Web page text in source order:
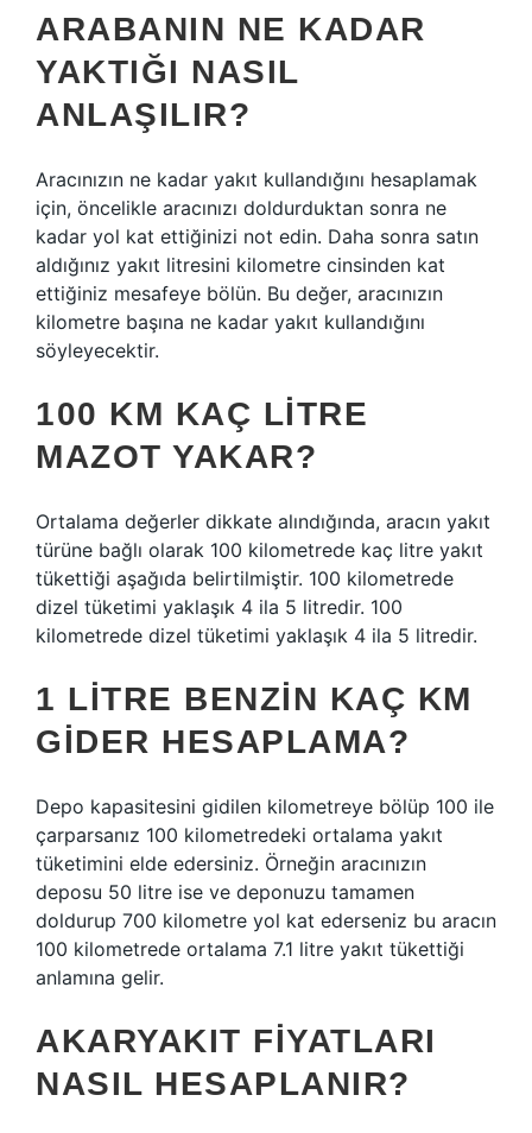
ARABANIN NE KADAR
YAKTIĞI NASIL
ANLAŞILIR?
Aracınızın ne kadar yakıt kullandığını hesaplamak
için, öncelikle aracınızı doldurduktan sonra ne
kadar yol kat ettiğinizi not edin. Daha sonra satın
aldığınız yakıt litresini kilometre cinsinden kat
ettiğiniz mesafeye bölün. Bu değer, aracınızın
kilometre başına ne kadar yakıt kullandığını
söyleyecektir.
100 KM KAÇ LITRE
MAZOT YAKAR?
Ortalama değerler dikkate alındığında, aracın yakıt
türüne bağlı olarak 100 kilometrede kaç litre yakıt
tükettiği aşağıda belirtilmiştir. 100 kilometrede
dizel tüketimi yaklaşık 4 ila 5 litredir. 100
kilometrede dizel tüketimi yaklaşık 4 ila 5 litredir.
1 LITRE BENZIN KAÇ KM
GIDER HESAPLAMA?
Depo kapasitesini gidilen kilometreye bölüp 100 ile
çarparsanız 100 kilometredeki ortalama yakıt
tüketimini elde edersiniz. Örneğin aracınızın
deposu 50 litre ise ve deponuzu tamamen
doldurup 700 kilometre yol kat ederseniz bu aracın
100 kilometrede ortalama 7.1 litre yakıt tükettiği
anlamına gelir.
AKARYAKIT FIYATLARI
NASIL HESAPLANIR?